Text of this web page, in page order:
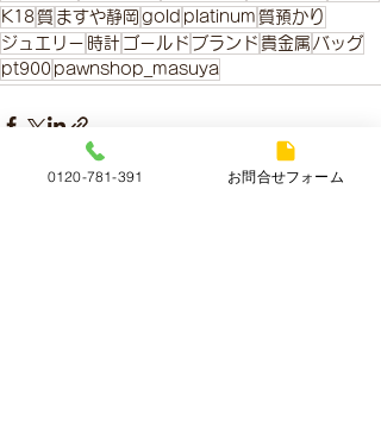
K18質 ますや静岡 gold platinum 質預かり
ジュエリー 時計 ゴールド ブランド 貴金属 バッグ
pt900 pawnshop_masuya
0120-781-391 お問合せフォーム